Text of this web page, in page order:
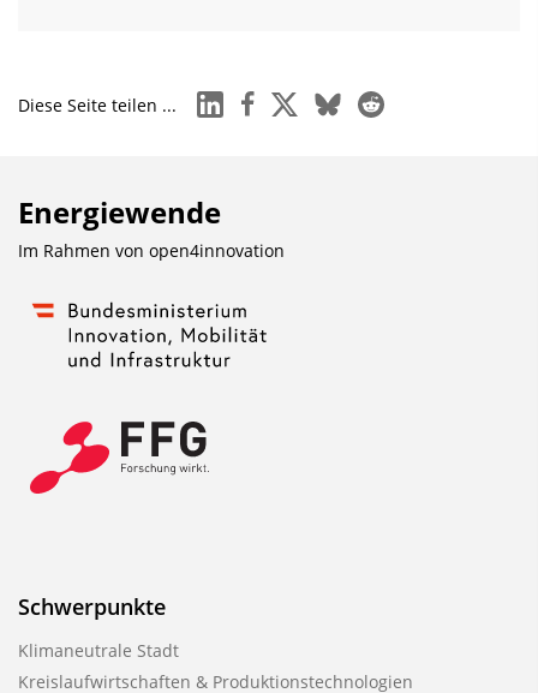
Diese Seite teilen ... linkedinfacebook
x blueskyreddit
Energiewende
Im Rahmen von open4innovation
Schwerpunkte
Klimaneutrale Stadt
Kreislaufwirtschaften & Produktionstechnologien